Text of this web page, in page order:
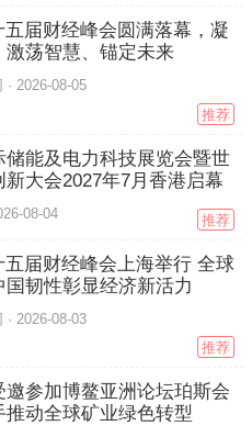
五届财经峰会圆满落幕，凝
激荡智慧、锚定未来
· 2026-08-05
推荐
储能及电力科技展览会暨世
新大会2027年7月香港启幕
08-04 推荐
五届财经峰会上海举行 全球
国韧性彰显经济新活力
· 2026-08-03
推荐
邀参加博鳌亚洲论坛珀斯会
推动全球矿业绿色转型